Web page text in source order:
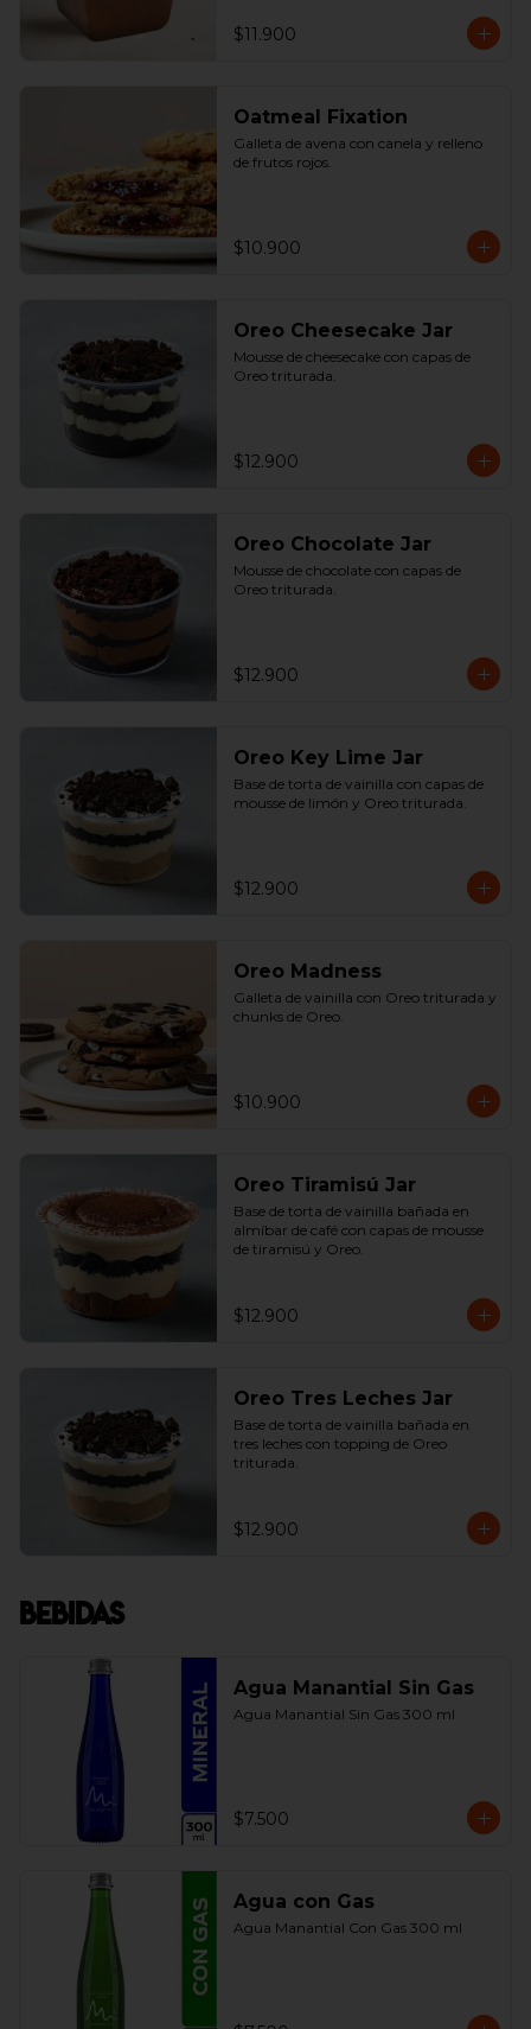
$11.900
Oatmeal Fixation
Galleta de avena con canela y relleno
de frutos rojos.
$10.900
Oreo Cheesecake Jar
Mousse de cheesecake con capas de
Oreo triturada.
$12.900
Oreo Chocolate Jar
Mousse de chocolate con capas de
Oreo triturada.
$12.900
Oreo Key Lime Jar
Base de torta de vainilla con capas de
mousse de limón y Oreo triturada.
$12.900
Oreo Madness
Galleta de vainilla con Oreo triturada y
chunks de Oreo.
$10.900
Oreo Tiramisú Jar
Base de torta de vainilla bañada en
almíbar de café con capas de mousse
de tiramisú y Oreo.
$12.900
Oreo Tres Leches Jar
Base de torta de vainilla bañada en
tres leches con topping de Oreo
triturada.
$12.900
Bebidas
Agua Manantial Sin Gas
Agua Manantial Sin Gas 300 ml
$7.500
Agua con Gas
Agua Manantial Con Gas 300 ml